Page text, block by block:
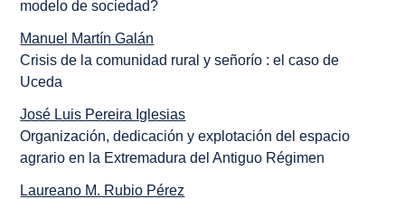
modelo de sociedad?
Manuel Martín Galán
Crisis de la comunidad rural y señorío : el caso de
Uceda
José Luis Pereira Iglesias
Organización, dedicación y explotación del espacio
agrario en la Extremadura del Antiguo Régimen
Laureano M. Rubio Pérez